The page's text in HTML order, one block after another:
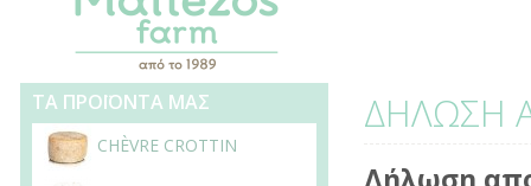
ΔΗΛΩΣΗ
ΤΑ ΠΡΟΪΟΝΤΑ ΜΑΣ
CHÈVRE CROTTIN